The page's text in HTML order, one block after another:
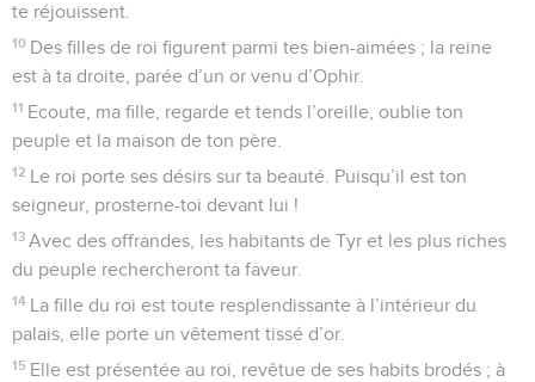
te réjouissent.
10 Des filles de roi figurent parmi tes bien-aimées ; la reine
est à ta droite, parée d’un or venu d’Ophir.
11 Ecoute, ma fille, regarde et tends l’oreille, oublie ton
peuple et la maison de ton père.
12 Le roi porte ses désirs sur ta beauté. Puisqu’il est ton
seigneur, prosterne-toi devant lui !
13 Avec des offrandes, les habitants de Tyr et les plus riches
du peuple rechercheront ta faveur.
14 La fille du roi est toute resplendissante à l’intérieur du
palais, elle porte un vêtement tissé d’or.
15 Elle est présentée au roi, revêtue de ses habits brodés ; à